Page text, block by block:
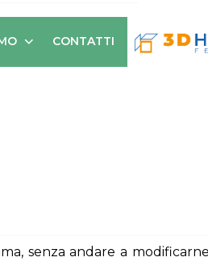
CONTATTI
senza andare a